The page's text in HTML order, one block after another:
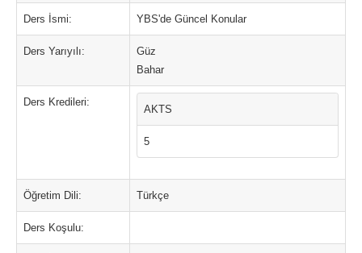
Ders İsmi: YBS'de Güncel Konular
Ders Yarıyılı:
Güz
Bahar
Ders Kredileri:
AKTS
5
Öğretim Dili: Türkçe
Ders Koşulu: